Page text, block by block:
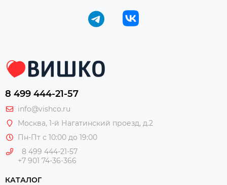
8 499 444-21-57
info@vishco.ru
Москва, 1-й Нагатинский проезд, д.2
Пн-Пт с 10:00 до 19:00
8 499 444-21-57
+7 901 74-36-366
КАТАЛОГ